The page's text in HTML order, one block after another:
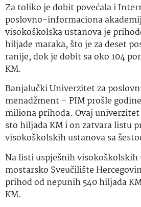
Za toliko je dobit povećala i
poslovno-informaciona
visokoškolska ustanova je
hiljade maraka, što je za deset
ranije, dok je dobit sa oko 104
KM.
Banjalučki Univerzitet za
menadžment – PIM prošle
miliona prihoda. Ovaj
sto hiljada KM i on zatvara listu
visokoškolskih ustanova sa
Na listi uspješnih visokoškolskih
mostarsko Sveučilište
prihod od nepunih 540 hiljada
KM.